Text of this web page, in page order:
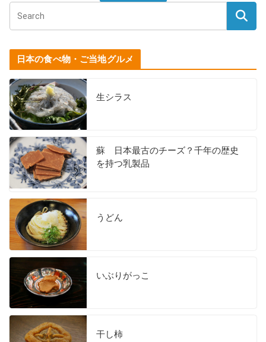
日本の食べ物・ご当地グルメ
生シラス
蘇 日本最古のチーズ？千年の歴史
を持つ乳製品
うどん
いぶりがっこ
干し柿